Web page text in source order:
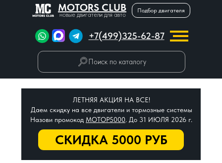
MOTORS CLUB
новые двигатели для авто
Подбор двигателя
+7(499)325-62-87
Поиск по каталогу
СКИДКА 5000 РУБ
ЛЕТНЯЯ АКЦИЯ НА ВСЕ!
Даем скидку на все двигатели и тормозные системы
Назови промокод МОТОР5000. До 31 ИЮЛЯ 2026 г.